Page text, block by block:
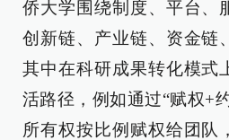
侨大学围绕制度、平台、
创新链、产业链、资金链
其中在科研成果转化模式
活路径，例如通过“赋权+
所有权按比例赋权给团队